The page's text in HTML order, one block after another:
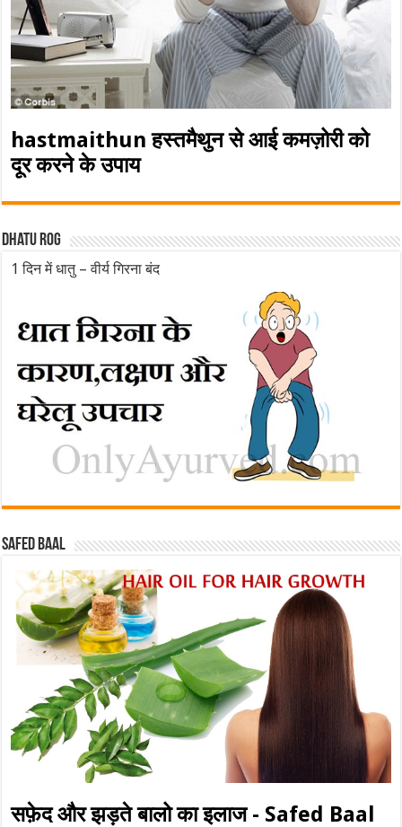
hastmaithun हस्तमैथुन से आई कमज़ोरी को
दूर करने के उपाय
Dhatu rog
1 दिन में धातु – वीर्य गिरना बंद
Safed baal
सफ़ेद और झड़ते बालो का इलाज - Safed Baal